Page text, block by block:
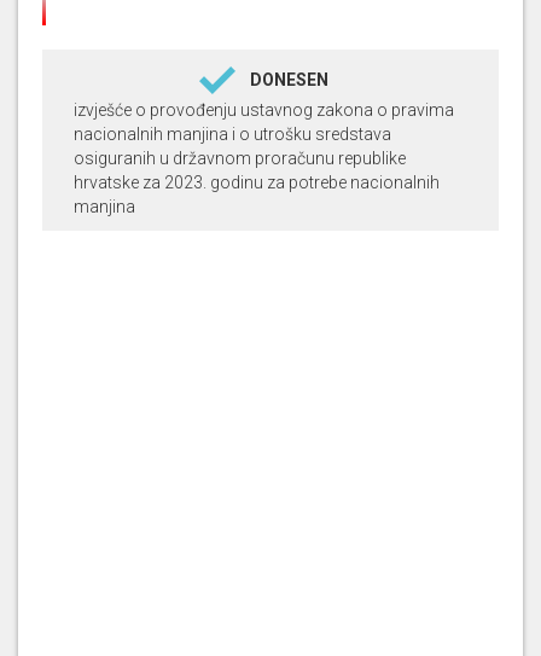
DONESEN
izvješće o provođenju ustavnog zakona o pravima
nacionalnih manjina i o utrošku sredstava
osiguranih u državnom proračunu republike
hrvatske za 2023. godinu za potrebe nacionalnih
manjina